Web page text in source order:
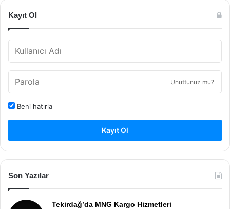
Kayıt Ol
Unuttunuz mu?
Beni hatırla
Kayıt Ol
Son Yazılar
Tekirdağ’da MNG Kargo Hizmetleri